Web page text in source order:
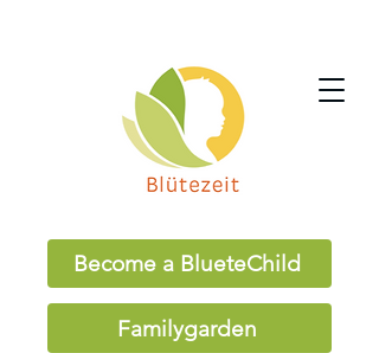
Become a BlueteChild
Familygarden